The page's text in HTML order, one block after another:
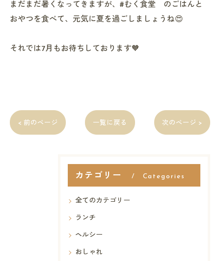
まだまだ暑くなってきますが、#むく食堂 のごはんと
おやつを食べて、元気に夏を過ごしましょうね😍
それでは7月もお待ちしております🧡
< 前のページ 一覧に戻る 次のページ >
カテゴリー Categories
全てのカテゴリー
ランチ
ヘルシー
おしゃれ